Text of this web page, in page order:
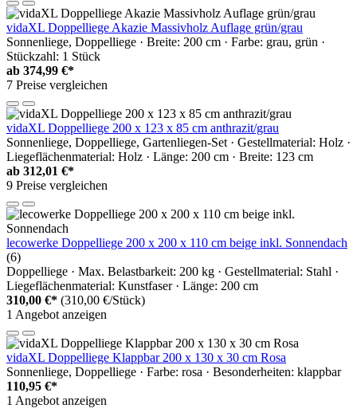
vidaXL Doppelliege Akazie Massivholz Auflage grün/grau
Sonnenliege, Doppelliege · Breite: 200 cm · Farbe: grau, grün ·
Stückzahl: 1 Stück
ab 374,99 €*
7 Preise vergleichen
vidaXL Doppelliege 200 x 123 x 85 cm anthrazit/grau
Sonnenliege, Doppelliege, Gartenliegen-Set · Gestellmaterial: Holz ·
Liegeflächenmaterial: Holz · Länge: 200 cm · Breite: 123 cm
ab 312,01 €*
9 Preise vergleichen
lecowerke Doppelliege 200 x 200 x 110 cm beige inkl. Sonnendach
(6)
Doppelliege · Max. Belastbarkeit: 200 kg · Gestellmaterial: Stahl ·
Liegeflächenmaterial: Kunstfaser · Länge: 200 cm
310,00 €* (310,00 €/Stück)
1 Angebot anzeigen
vidaXL Doppelliege Klappbar 200 x 130 x 30 cm Rosa
Sonnenliege, Doppelliege · Farbe: rosa · Besonderheiten: klappbar
110,95 €*
1 Angebot anzeigen